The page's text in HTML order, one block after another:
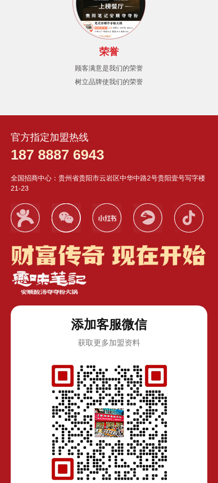
荣誉
顾客满意是我们的荣誉
树立品牌使我们的荣誉
官方指定加盟热线
187 8887 6943
全国招商中心：贵州省贵阳市云岩区中华中路2号贵阳壹号写字楼
21-23
添加客服微信
获取更多加盟资料